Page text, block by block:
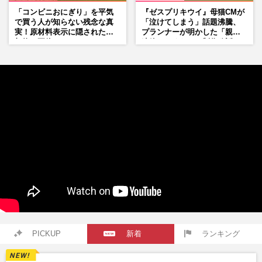
「コンビニおにぎり」を平気
で買う人が知らない残念な真
実！原材料表示に隠された添
『ゼスプリキウイ』母猫CMが
「泣けてしまう」話題沸騰、
プランナーが明かした「親に
PICKUP 新着 ランキング